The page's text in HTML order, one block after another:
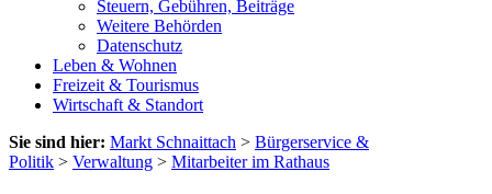
Steuern, Gebühren, Beiträge
Weitere Behörden
Datenschutz
Leben & Wohnen
Freizeit & Tourismus
Wirtschaft & Standort
Sie sind hier: Markt Schnaittach > Bürgerservice &
Politik > Verwaltung > Mitarbeiter im Rathaus